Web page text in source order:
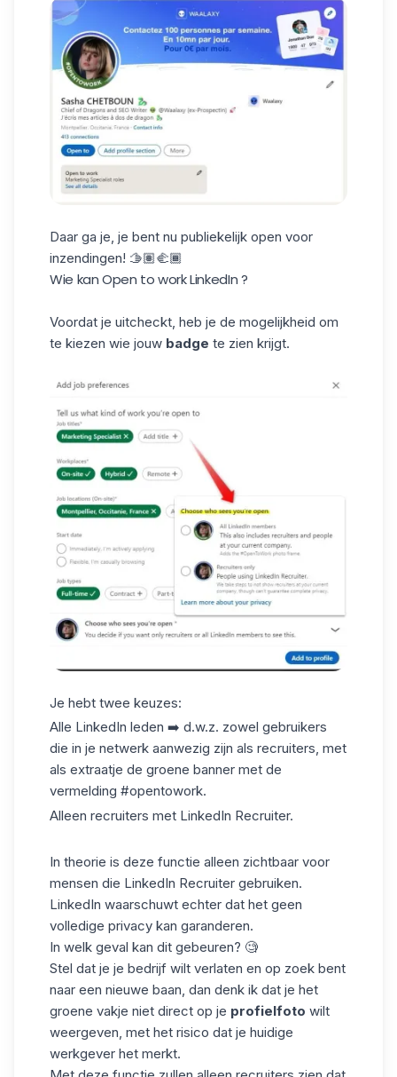
Daar ga je, je bent nu publiekelijk open voor
inzendingen! 🫱🏽🫲🏾
Wie kan Open to work LinkedIn ?
Voordat je uitcheckt, heb je de mogelijkheid om
te kiezen wie jouw badge te zien krijgt.
Je hebt twee keuzes:
Alle LinkedIn leden ➡️ d.w.z. zowel gebruikers
die in je netwerk aanwezig zijn als recruiters, met
als extraatje de groene banner met de
vermelding #opentowork.
Alleen recruiters met LinkedIn Recruiter.
In theorie is deze functie alleen zichtbaar voor
mensen die LinkedIn Recruiter gebruiken.
LinkedIn waarschuwt echter dat het geen
volledige privacy kan garanderen.
In welk geval kan dit gebeuren? 🧐
Stel dat je je bedrijf wilt verlaten en op zoek bent
naar een nieuwe baan, dan denk ik dat je het
groene vakje niet direct op je profielfoto wilt
weergeven, met het risico dat je huidige
werkgever het merkt.